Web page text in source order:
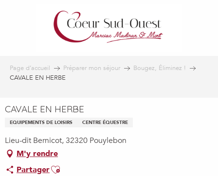
Page d’accueil Préparer mon séjour
Bougez, Éliminez !
CAVALE EN HERBE
CAVALE EN HERBE
EQUIPEMENTS DE LOISIRS CENTRE ÉQUESTRE
Lieu-dit Bernicot, 32320 Pouylebon
M'y rendre
PartagerAjouter aux favoris